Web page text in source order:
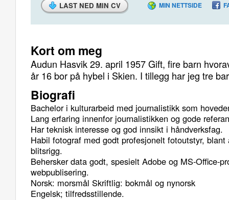
LAST NED MIN CV MIN NETTSIDE
Kort om meg
Audun Hasvik 29. april 1957 Gift, fire barn
år 16 bor på hybel i Skien. I tillegg har jeg tre
Biografi
Bachelor i kulturarbeid med journalistikk som
Lang erfaring innenfor journalistikken og gode
Har teknisk interesse og god innsikt i håndverksfag.
Habil fotograf med godt profesjonelt fotoutstyr, blant
blitsrigg.
Behersker data godt, spesielt Adobe og MS-Office-
webpublisering.
Norsk: morsmål Skriftlig: bokmål og nynorsk
Engelsk; tilfredsstillende.